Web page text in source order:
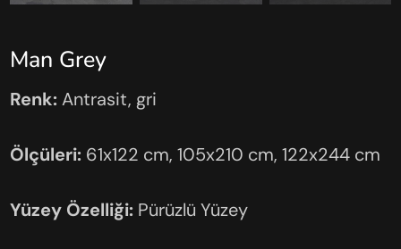
Man Grey
Renk:Antrasit, gri
Ölçüleri: 61x122 cm, 105x210 cm, 122x244 cm
Yüzey Özelliği: Pürüzlü Yüzey